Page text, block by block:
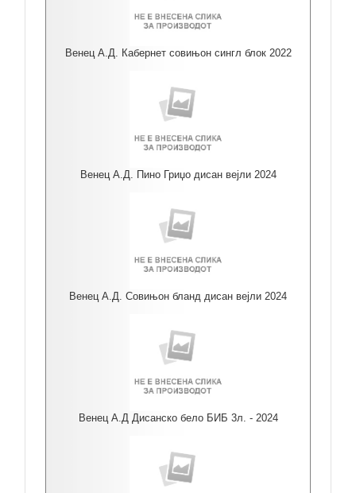
Венец А.Д. Кабернет совињон сингл блок 2022
Венец А.Д. Пино Гриџо дисан вејли 2024
Венец А.Д. Совињон бланд дисан вејли 2024
Венец А.Д Дисанско бело БИБ 3л. - 2024